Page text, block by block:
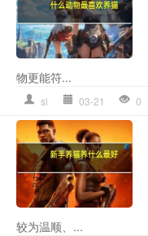
物更能符...
sl 03-21 0
较为温顺、...